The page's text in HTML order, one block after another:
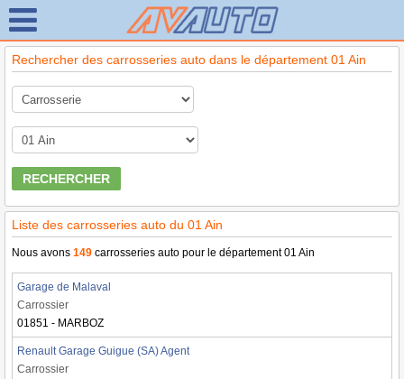
Rechercher des carrosseries auto dans le département 01 Ain
RECHERCHER
Liste des carrosseries auto du 01 Ain
Nous avons 149 carrosseries auto pour le département 01 Ain
Garage de Malaval
Carrossier
01851 - MARBOZ
Renault Garage Guigue (SA) Agent
Carrossier